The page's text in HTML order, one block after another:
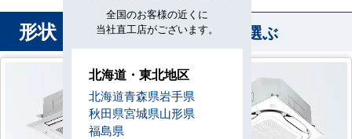
形状 から業務用エアコンを選ぶ
全国のお客様の近くに
当社直工店がございます。
北海道・東北地区
北海道青森県岩手県
秋田県宮城県山形県
福島県